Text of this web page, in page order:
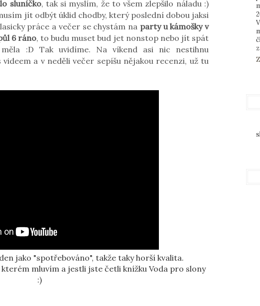
sluníčko, tak si myslím, že to všem zlepšilo náladu :)
jít odbýt úklid chodby, který poslední dobou jaksi
práce a večer se chystám na party u kámošky v
6 ráno, to budu muset bud jet nonstop nebo jít spát
:D Tak uvidíme. Na víkend asi nic nestihnu
a v neděli večer sepíšu nějakou recenzi, už tu
jako "spotřebováno", takže taky horší kvalita.
mluvím a jestli jste četli knížku Voda pro slony
:)